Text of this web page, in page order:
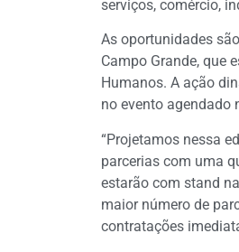
serviços, comércio,
As oportunidades
Campo Grande, que
Humanos. A ação
no evento agendado
“Projetamos nessa
parcerias com uma
estarão com stand
maior número de
contratações